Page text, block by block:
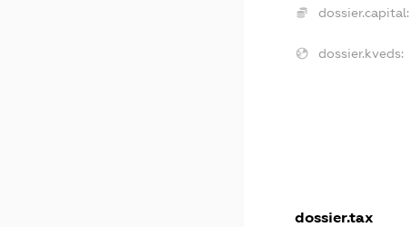
dossier.capital:
dossier.kveds:
dossier.tax